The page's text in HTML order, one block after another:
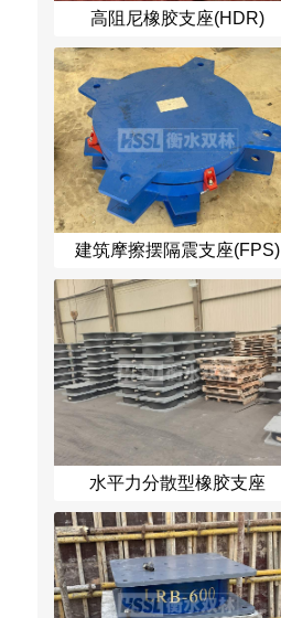
高阻尼橡胶支座(HDR)
建筑摩擦摆隔震支座(FPS)
水平力分散型橡胶支座